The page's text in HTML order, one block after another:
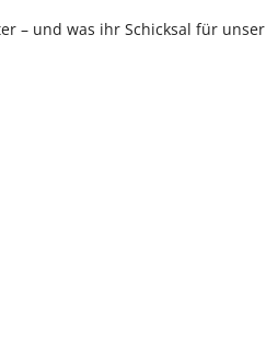
– und was ihr Schicksal für unser